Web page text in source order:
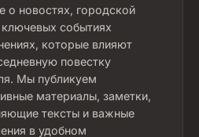
о новостях, городской
событиях
которые влияют
повестку
Мы публикуем
материалы, заметки,
тексты и важные
в удобном